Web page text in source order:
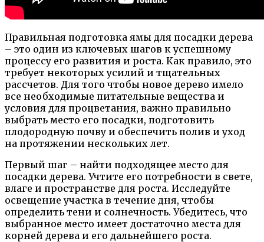
Правильная подготовка ямы для посадки дерева
– это один из ключевых шагов к успешному
процессу его развития и роста. Как правило, это
требует некоторых усилий и тщательных
рассчетов. Для того чтобы новое дерево имело
все необходимые питательные вещества и
условия для процветания, важно правильно
выбрать место его посадки, подготовить
плодородную почву и обеспечить полив и уход
на протяжении нескольких лет.
Первый шаг – найти подходящее место для
посадки дерева. Учтите его потребности в свете,
влаге и пространстве для роста. Исследуйте
освещение участка в течение дня, чтобы
определить тени и солнечность. Убедитесь, что
выбранное место имеет достаточно места для
корней дерева и его дальнейшего роста.